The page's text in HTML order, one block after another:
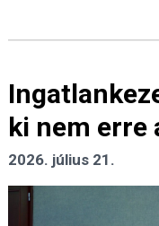
ki nem erre
2026. július 21.